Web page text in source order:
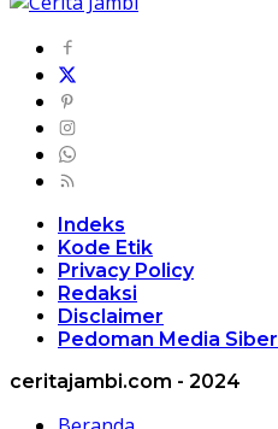
Indeks
Kode Etik
Privacy Policy
Redaksi
Disclaimer
Pedoman Media Siber
ceritajambi.com - 2024